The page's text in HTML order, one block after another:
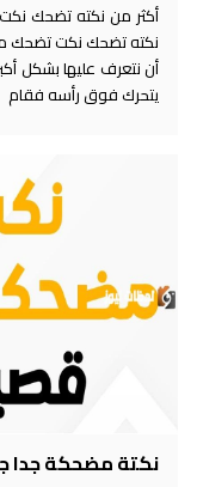
أكثر من نكته تضحك
نكته تضحك نكت تضحك من
أن نتعرف عليها بشكل
يتحرك فوق رأسه فقام
نكتة مضحكة جدا جدا 2024 نكت مضحكة